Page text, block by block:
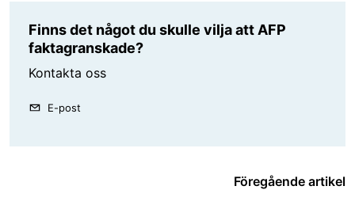
Finns det något du skulle vilja att AFP
faktagranskade?
Kontakta oss
E-post
Föregående artikel